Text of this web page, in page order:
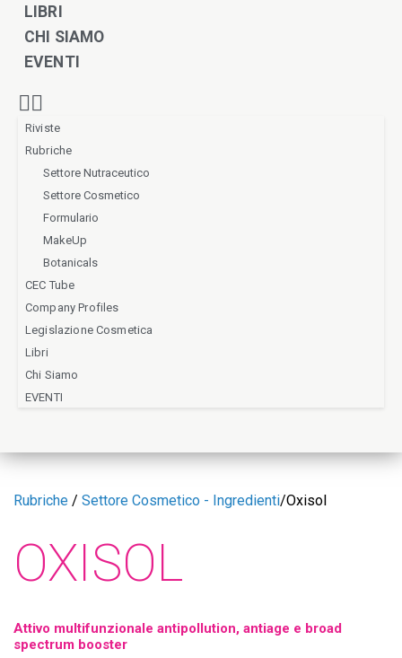
LIBRI
CHI SIAMO
EVENTI
Riviste
Rubriche
Settore Nutraceutico
Settore Cosmetico
Formulario
MakeUp
Botanicals
CEC Tube
Company Profiles
Legislazione Cosmetica
Libri
Chi Siamo
EVENTI
Rubriche / Settore Cosmetico - Ingredienti/Oxisol
OXISOL
Attivo multifunzionale antipollution, antiage e broad
spectrum booster